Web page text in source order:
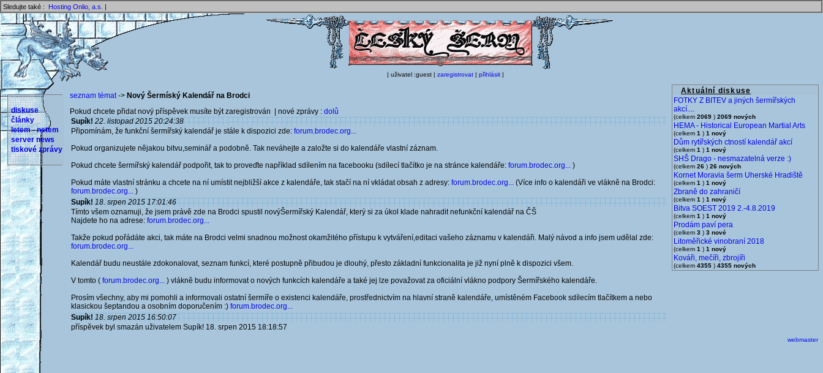
Sledujte také : Hosting Onlio, a.s. |
| uživatel :guest | zaregistrovat | přihlásit |
Aktuální diskuse
FOTKY Z BITEV a jiných šermířských
akcí....
(celkem 2069 ) 2069 nových
HEMA - Historical European Martial Arts
(celkem 1 ) 1 nový
Dům rytířských ctností kalendář akcí
(celkem 1 ) 1 nový
SHŠ Drago - nesmazatelná verze :)
(celkem 26 ) 26 nových
Kornet Moravia šerm Uherské Hradiště
(celkem 1 ) 1 nový
Zbraně do zahraničí
(celkem 1 ) 1 nový
Bitva SOEST 2019 2.-4.8.2019
(celkem 1 ) 1 nový
Prodám paví pera
(celkem 3 ) 3 nové
Litoměřické vinobraní 2018
(celkem 1 ) 1 nový
Kováři, mečíři, zbrojíři
(celkem 4355 ) 4355 nových
diskuse
články
letem - netem
server news
tiskové zprávy
seznam témat-> Nový Šermíský Kalendář na Brodci
Pokud chcete přidat nový příspěvek musíte být zaregistrován | nové zprávy : dolů
Supík! 22. listopad 2015 20:24:38
Připomínám, že funkční šermířský kalendář je stále k dispozici zde: forum.brodec.org...
Pokud organizujete nějakou bitvu,seminář a podobně. Tak neváhejte a založte si do kalendáře vlastní záznam.
Pokud chcete šermířský kalendář podpořit, tak to proveďte například sdílením na facebooku (sdílecí tlačítko je na stránce kalendáře: forum.brodec.org... )
Pokud máte vlastní stránku a chcete na ní umístit nejbližší akce z kalendáře, tak stačí na ní vkládat obsah z adresy: forum.brodec.org... (Více info o kalendáři ve vlákně na Brodci:
forum.brodec.org... )
Supík! 18. srpen 2015 17:01:46
Tímto všem oznamuji, že jsem právě zde na Brodci spustil novýŠermířský Kalendář, který si za úkol klade nahradit nefunkční kalendář na ČŠ
Najdete ho na adrese: forum.brodec.org...
Takže pokud pořádáte akci, tak máte na Brodci velmi snadnou možnost okamžitého přístupu k vytváření,editaci vašeho záznamu v kalendáři. Malý návod a info jsem udělal zde:
forum.brodec.org...
Kalendář budu neustále zdokonalovat, seznam funkcí, které postupně přibudou je dlouhý, přesto základní funkcionalita je již nyní plně k dispozici všem.
V tomto ( forum.brodec.org... ) vlákně budu informovat o nových funkcích kalendáře a také jej lze považovat za oficiální vlákno podpory Šermířského kalendáře.
Prosím všechny, aby mi pomohli a informovali ostatní šermíře o existenci kalendáře, prostřednictvím na hlavní straně kalendáře, umístěném Facebook sdílecím tlačítkem a nebo
klasickou šeptandou a osobním doporučením :) forum.brodec.org...
Supík! 18. srpen 2015 16:50:07
příspěvek byl smazán uživatelem Supík! 18. srpen 2015 18:18:57
webmaster